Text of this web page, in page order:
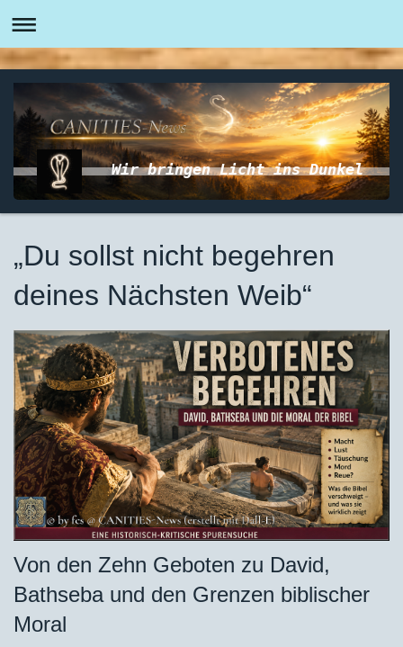
Wir bringen Licht ins Dunkel
„Du sollst nicht begehren
deines Nächsten Weib“
Von den Zehn Geboten zu David,
Bathseba und den Grenzen biblischer
Moral